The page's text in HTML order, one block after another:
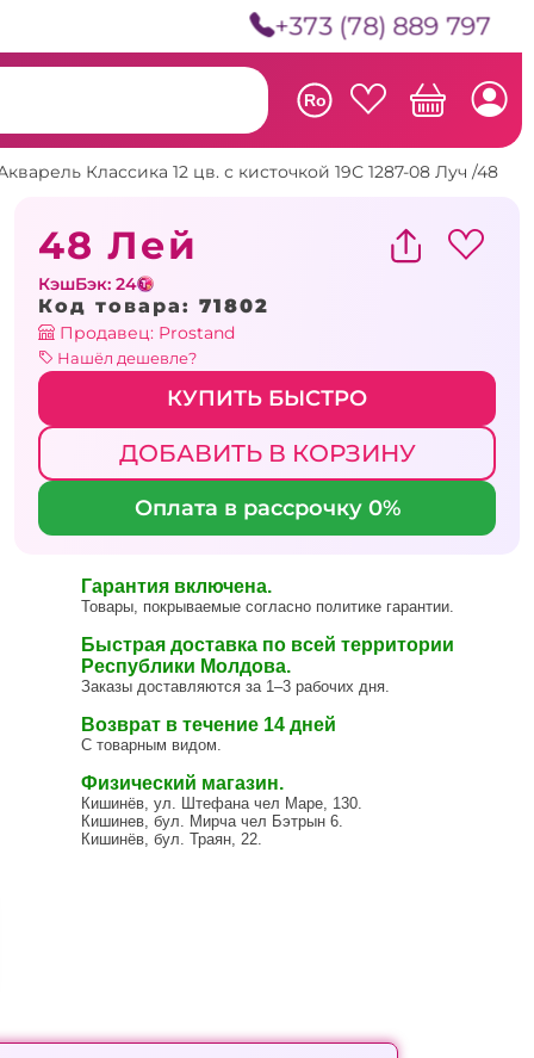
+373 (78) 889 797
Ro
Классика 12 цв. с кисточкой 19С 1287-08 Луч /48
48 Лей
КэшБэк: 24
Код товара: 71802
Продавец: Prostand
Нашёл дешевле?
КУПИТЬ БЫСТРО
ДОБАВИТЬ В КОРЗИНУ
Оплата в рассрочку 0%
Гарантия включена.
Товары, покрываемые согласно политике гарантии.
Быстрая доставка по всей территории
Республики Молдова.
Заказы доставляются за 1–3 рабочих дня.
Возврат в течение 14 дней
С товарным видом.
Физический магазин.
Кишинёв, ул. Штефана чел Маре, 130.
Кишинев, бул. Мирча чел Бэтрын 6.
Кишинёв, бул. Траян, 22.